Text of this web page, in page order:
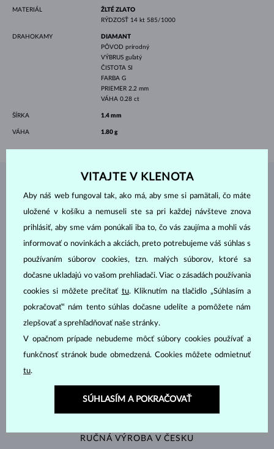
MATERIÁL
ŽLTÉ ZLATO
RÝDZOSŤ 14 kt 585/1000
DRAHOKAMY
DIAMANT
PÔVOD prírodný
VÝBRUS guľatý
ČISTOTA SI
FARBA G
PRIEMER 2.2 mm
VÁHA 0.28 ct
ŠÍRKA 1.4 mm
VÁHA 1.80 g
RUČNÁ VÝROBA V ČESKU
VITAJTE V KLENOTA
Aby náš web fungoval tak, ako má, aby sme si pamätali, čo máte
uložené v košíku a nemuseli ste sa pri každej návšteve znova
prihlásiť, aby sme vám ponúkali iba to, čo vás zaujíma a mohli vás
informovať o novinkách a akciách, preto potrebujeme váš súhlas s
používaním súborov cookies, tzn. malých súborov, ktoré sa
dočasne ukladajú vo vašom prehliadači. Viac o zásadách používania
cookies si môžete prečítať tu. Kliknutím na tlačidlo „Súhlasím a
pokračovať“ nám tento súhlas dočasne udelíte a pomôžete nám
zlepšovať a sprehľadňovať naše stránky.
V opačnom prípade nebudeme môcť súbory cookies používať a
funkčnosť stránok bude obmedzená. Cookies môžete odmietnuť
tu.
SÚHLASÍM A POKRAČOVAŤ